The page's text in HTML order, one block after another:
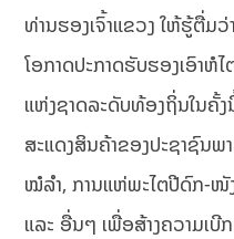
ທ່ານຮອງເຈົ້າແຂວງ ໃຫ້ຮູ້ຕື່ມ
ໂອກາດປະກາດຮັບຮອງເອົາ
ແຫ່ງຊາດລະດັບທ້ອງຖິ່ນໃນຄັ້ງ
ສະແດງສິນຄ້າຂອງປະຊາຊົນ
ໝໍລໍາ, ການແຫ່ພະໄຕປີດົກ-ໜັ
ແລະ ອື່ນໆ ເພື່ອສ້າງຄວາມເ